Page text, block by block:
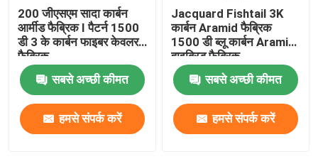
200 जीएसएम सादा कार्बन
आर्मीड फैब्रिक I पैटर्न 1500
डी 3 के कार्बन फाइबर केवलर
फैब्रिक
सबसे अच्छी कीमत
हमसे संपर्क करें
Jacquard Fishtail 3K
कार्बन Aramid फैब्रिक
1500 डी ब्लू कार्बन Aramid
हाइब्रिड फैब्रिक
सबसे अच्छी कीमत
हमसे संपर्क करें